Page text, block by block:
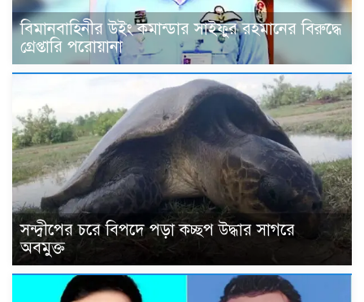
বিমানবাহিনীর উইং কমান্ডার সাইফুর রহমানের বিরুদ্ধে
গ্রেপ্তারি পরোয়ানা
সন্দ্বীপের চরে বিপদে পড়া কচ্ছপ উদ্ধার সাগরে
অবমুক্ত